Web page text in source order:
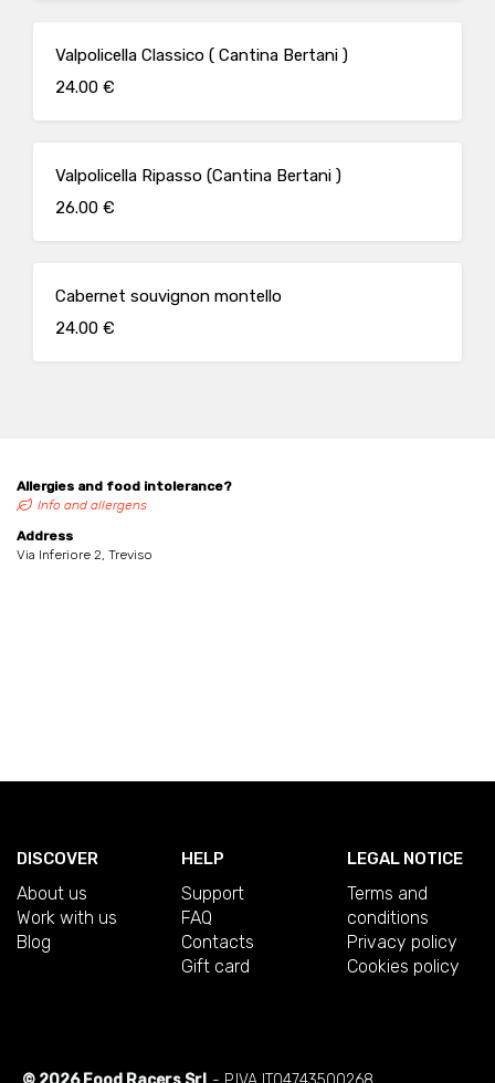
Valpolicella Classico ( Cantina Bertani )
24.00 €
Valpolicella Ripasso (Cantina Bertani )
26.00 €
Cabernet souvignon montello
24.00 €
Allergies and food intolerance?
Info and allergens
Address
Via Inferiore 2, Treviso
DISCOVER
About us
Work with us
Blog
HELP
Support
FAQ
Contacts
Gift card
LEGAL NOTICE
Terms and
conditions
Privacy policy
Cookies policy